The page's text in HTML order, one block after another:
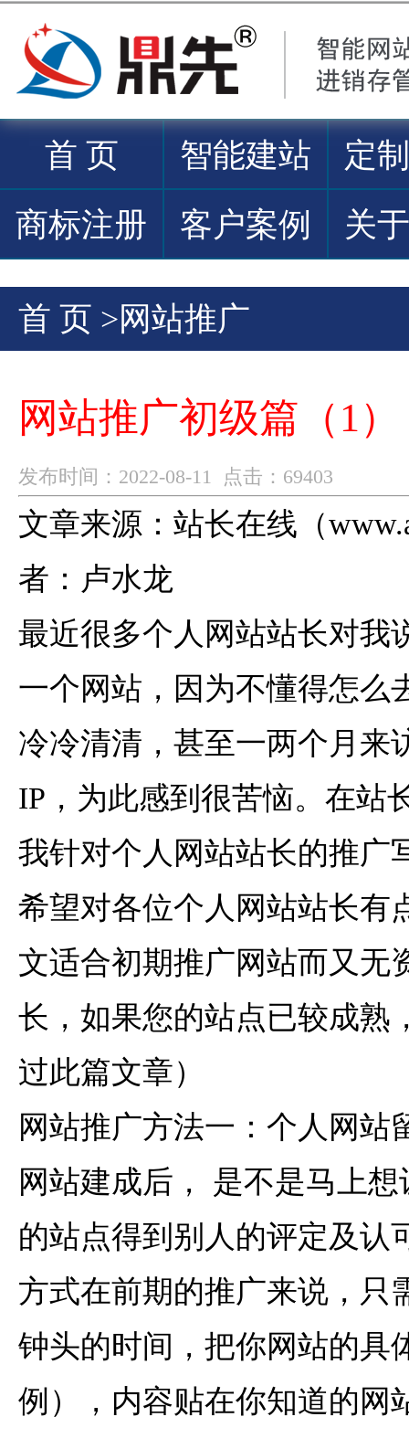
首 页 智能建站
定
商标注册
客户案例 关
首 页 >网站推广
网站推广初级篇（1）
发布时间：2022-08-11 点击：69403
文章来源：站长在线（
者：卢水龙
最近很多个人网站站长对我
一个网站，因为不懂得怎么
冷冷清清，甚至一两个月来
IP，为此感到很苦恼。在站
我针对个人网站站长的推广
希望对各位个人网站站长有
文适合初期推广网站而又无
长，如果您的站点已较成熟
过此篇文章）
网站推广方法一：个人网站
网站建成后， 是不是马上
的站点得到别人的评定及认
方式在前期的推广来说，只
钟头的时间，把你网站的具
例），内容贴在你知道的网